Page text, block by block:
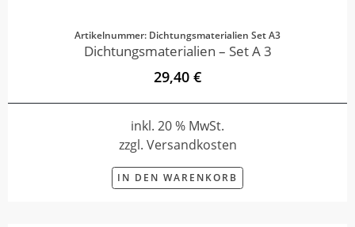
Artikelnummer: Dichtungsmaterialien Set A3
Dichtungsmaterialien – Set A 3
29,40 €
inkl. 20 % MwSt.
zzgl. Versandkosten
IN DEN WARENKORB